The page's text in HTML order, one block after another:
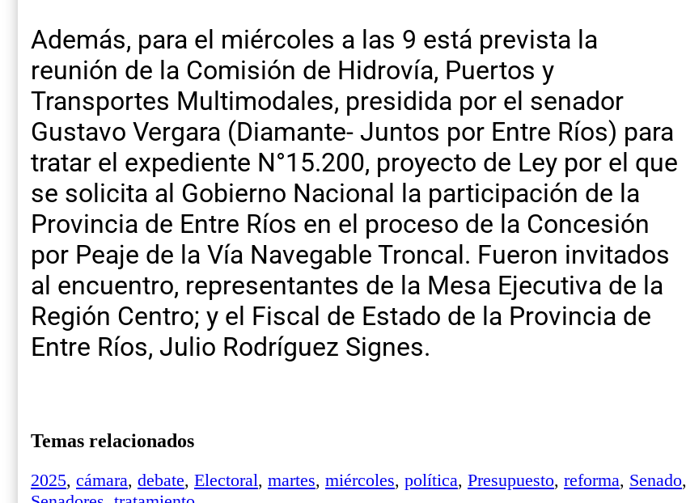
Además, para el miércoles a las 9 está prevista la
reunión de la Comisión de Hidrovía, Puertos y
Transportes Multimodales, presidida por el senador
Gustavo Vergara (Diamante- Juntos por Entre Ríos) para
tratar el expediente N°15.200, proyecto de Ley por el que
se solicita al Gobierno Nacional la participación de la
Provincia de Entre Ríos en el proceso de la Concesión
por Peaje de la Vía Navegable Troncal. Fueron invitados
al encuentro, representantes de la Mesa Ejecutiva de la
Región Centro; y el Fiscal de Estado de la Provincia de
Entre Ríos, Julio Rodríguez Signes.
Temas relacionados
2025, cámara, debate, Electoral, martes, miércoles, política, Presupuesto, reforma, Senado,